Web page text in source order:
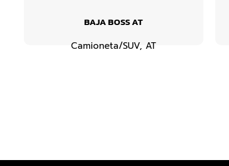
BAJA BOSS AT
Camioneta/SUV, AT